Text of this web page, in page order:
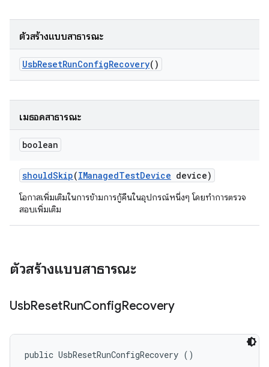
ตัวสร้างแบบสาธารณะ
UsbResetRunConfigRecovery()
เมธอดสาธารณะ
boolean
shouldSkip(IManagedTestDevice device)
โอกาสเพิ่มเติมในการข้ามการกู้คืนในอุปกรณ์หนึ่งๆ โดยทำการตรวจ
สอบเพิ่มเติม
ตัวสร้างแบบสาธารณะ
UsbResetRunConfigRecovery
public UsbResetRunConfigRecovery ()